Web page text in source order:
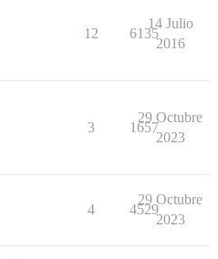
12 6135
14 Julio
2016
3 1657
29 Octubre
2023
4 4529
29 Octubre
2023